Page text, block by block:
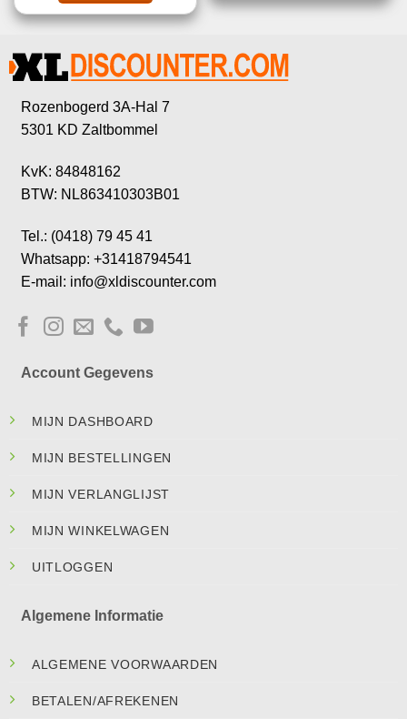
Rozenbogerd 3A-Hal 7
5301 KD Zaltbommel
KvK: 84848162
BTW: NL863410303B01
Tel.: (0418) 79 45 41
Whatsapp: +31418794541
E-mail: info@xldiscounter.com
Account Gegevens
MIJN DASHBOARD
MIJN BESTELLINGEN
MIJN VERLANGLIJST
MIJN WINKELWAGEN
UITLOGGEN
Algemene Informatie
ALGEMENE VOORWAARDEN
BETALEN/AFREKENEN